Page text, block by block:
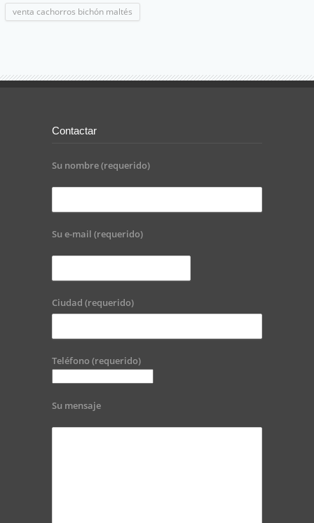
venta cachorros bichón maltés
Contactar
Su nombre (requerido)
Su e-mail (requerido)
Ciudad (requerido)
Teléfono (requerido)
Su mensaje